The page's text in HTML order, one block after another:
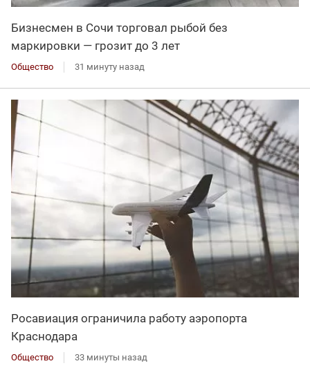
Бизнесмен в Сочи торговал рыбой без
маркировки — грозит до 3 лет
Общество 31 минуту назад
Росавиация ограничила работу аэропорта
Краснодара
Общество 33 минуты назад